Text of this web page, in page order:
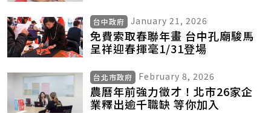
台中政府 January 21, 2026
免費索取春聯年畫 台中孔廟駿馬
呈祥迎春揮毫1/31登場
台北市政府 February 8, 2026
農曆年前強力徵才！北市26家企
業釋出逾千職缺 等你加入